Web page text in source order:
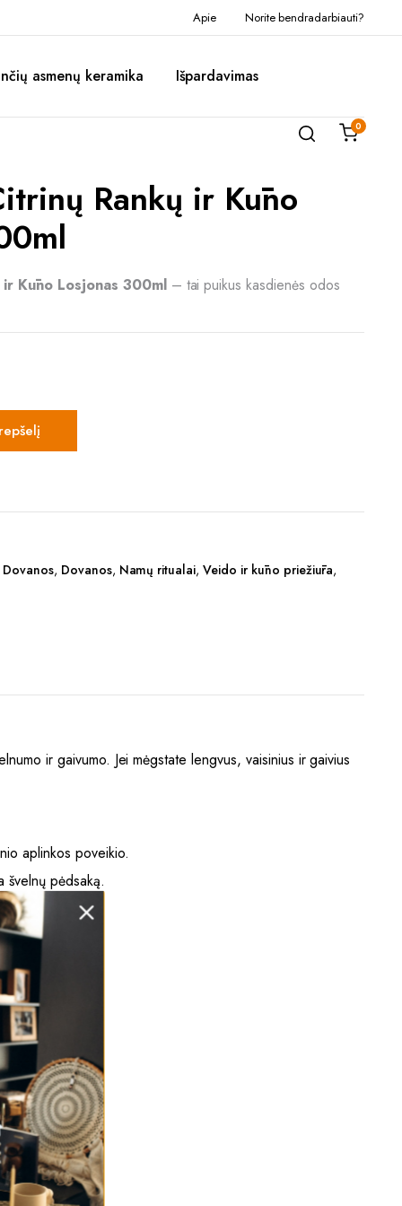
Apie Norite bendradarbiauti?
asmenų keramika Išpardavimas
0
Rankų ir Kūno
Kūno Losjonas 300ml– tai puikus kasdienės odos
, Dovanos, Namų ritualai,Veido ir kūno priežiūra,
ir gaivumo. Jei mėgstate lengvus, vaisinius ir gaivius
aplinkos poveikio.
švelnų pėdsaką.
kūnui.
odai.
kasdien.